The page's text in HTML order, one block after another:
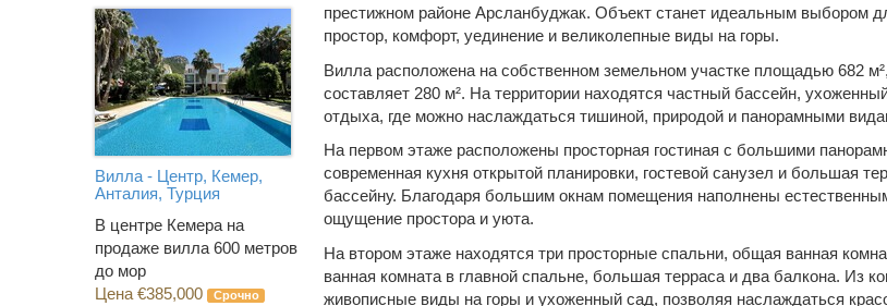
престижном районе Арсланбуджак. Объект станет идеальным выбором
простор, комфорт, уединение и великолепные виды на горы.
Вилла расположена на собственном земельном участке площадью 682
составляет 280 м². На территории находятся частный бассейн,
отдыха, где можно наслаждаться тишиной, природой и панорамными
На первом этаже расположены просторная гостиная с большими
современная кухня открытой планировки, гостевой санузел и большая
бассейну. Благодаря большим окнам помещения наполнены
ощущение простора и уюта.
На втором этаже находятся три просторные спальни, общая ванная
ванная комната в главной спальне, большая терраса и два балкона. Из
живописные виды на горы и ухоженный сад, позволяя наслаждаться
Вилла - Центр, Кемер,
Анталия, Турция
В центре Кемера на
продаже вилла 600 метров
до мор
Цена €385,000
Срочно